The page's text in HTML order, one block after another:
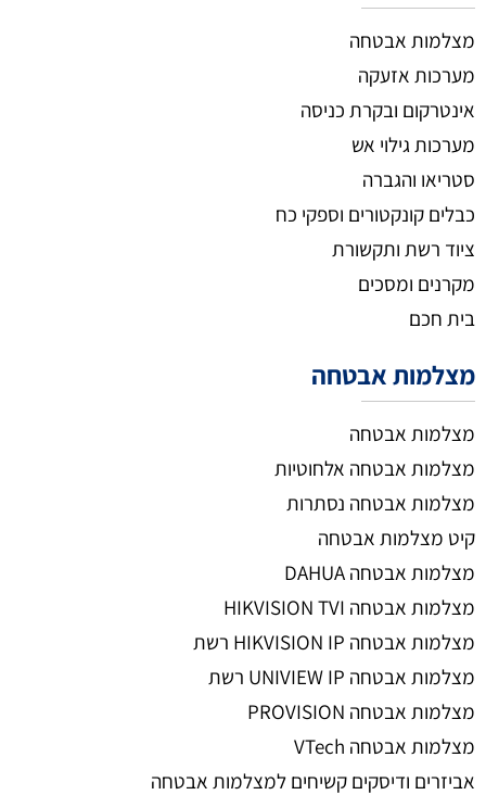
מצלמות אבטחה
מערכות אזעקה
אינטרקום ובקרת כניסה
מערכות גילוי אש
סטריאו והגברה
כבלים קונקטורים וספקי כח
ציוד רשת ותקשורת
מקרנים ומסכים
בית חכם
מצלמות אבטחה
מצלמות אבטחה
מצלמות אבטחה אלחוטיות
מצלמות אבטחה נסתרות
קיט מצלמות אבטחה
מצלמות אבטחה DAHUA
מצלמות אבטחה HIKVISION TVI
מצלמות אבטחה HIKVISION IP רשת
מצלמות אבטחה UNIVIEW IP רשת
מצלמות אבטחה PROVISION
מצלמות אבטחה VTech
אביזרים ודיסקים קשיחים למצלמות אבטחה